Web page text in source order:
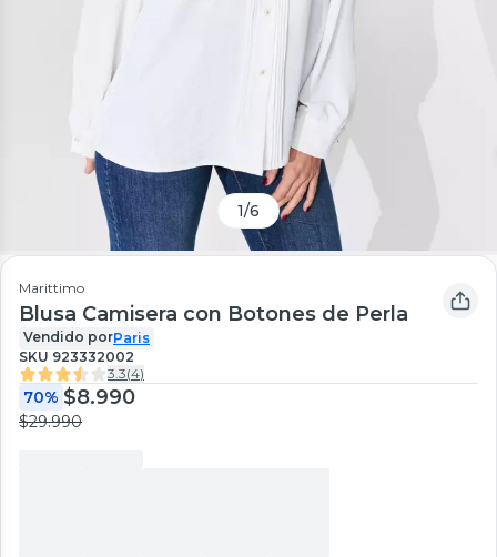
1/6
Marittimo
Blusa Camisera con Botones de Perla
Vendido porParis
SKU 923332002
3.3(4)
70% $8.990
$29.990